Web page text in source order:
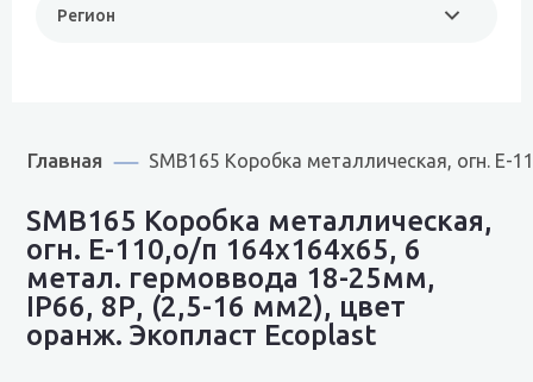
Регион
Главная SMB165 Коробка металлическая, огн.
SMB165 Коробка металлическая,
огн. E-110,о/п 164х164х65, 6
метал. гермоввода 18-25мм,
IP66, 8Р, (2,5-16 мм2), цвет
оранж. Экопласт Ecoplast